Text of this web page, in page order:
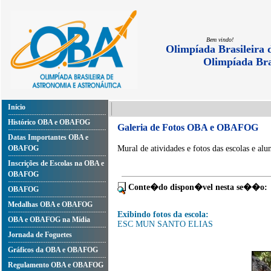
Bem vindo!
Olimpíada Brasileira
Olimpíada
Início
Histórico OBA e OBAFOG
Datas Importantes OBA e
OBAFOG
Inscrições de Escolas na OBA e
OBAFOG
OBAFOG
Medalhas OBA e OBAFOG
OBA e OBAFOG na Mídia
Jornada de Foguetes
Gráficos da OBA e OBAFOG
Regulamento OBA e OBAFOG
Galeria de Fotos OBA e OBAFOG
Mural de atividades e fotos das escolas e
Conte�do dispon�vel nesta se��o:
Exibindo fotos da escola:
ESC MUN SANTO ELIAS